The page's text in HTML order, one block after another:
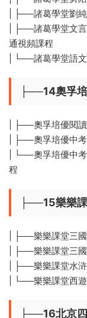
| ├──諸葛學堂劉
| ├──諸葛學堂文
通視頻課程
| └──諸葛學堂語
├──14奧孚
| ├──奧孚培優閱
| ├──奧孚培優中
| └──奧孚培優中
程
├──15樂樂
| ├──樂樂課堂三
| ├──樂樂課堂三
| ├──樂樂課堂水
| └──樂樂課堂西
├──16北京